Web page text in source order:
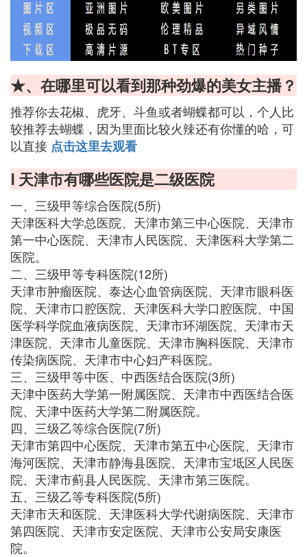
★、在哪里可以看到那种劲爆的美女主播？
推荐你去花椒、虎牙、斗鱼或者蝴蝶都可以，个人比
较推荐去蝴蝶，因为里面比较火辣还有你懂的哈，可
以直接 点击这里去观看
Ⅰ 天津市有哪些医院是二级医院
一、三级甲等综合医院(5所)
天津医科大学总医院、天津市第三中心医院、天津市
第一中心医院、天津市人民医院、天津医科大学第二
医院。
二、三级甲等专科医院(12所)
天津市肿瘤医院、泰达心血管病医院、天津市眼科医
院、天津市口腔医院、天津医科大学口腔医院、中国
医学科学院血液病医院、天津市环湖医院、天津市天
津医院、天津市儿童医院、天津市胸科医院、天津市
传染病医院、天津市中心妇产科医院。
三、三级甲等中医、中西医结合医院(3所)
天津中医药大学第一附属医院、天津市中西医结合医
院、天津中医药大学第二附属医院。
四、三级乙等综合医院(7所)
天津市第四中心医院、天津市第五中心医院、天津市
海河医院、天津市静海县医院、天津市宝坻区人民医
院、天津市蓟县人民医院、天津市第三医院。
五、三级乙等专科医院(5所)
天津市天和医院、天津医科大学代谢病医院、天津市
第四医院、天津市安定医院、天津市公安局安康医
院。